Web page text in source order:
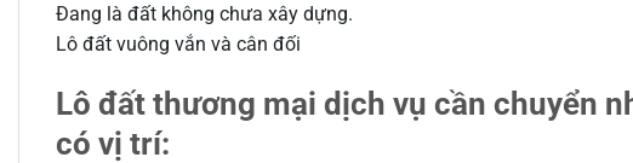
Đang là đất không chưa xây dựng.
Lô đất vuông vắn và cân đối
Lô đất thương mại dịch vụ cần chuyển
có vị trí: